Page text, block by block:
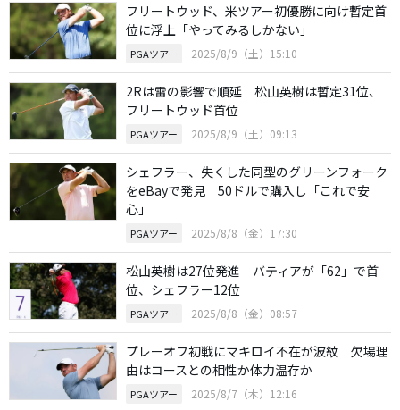
フリートウッド、米ツアー初優勝に向け暫定首
位に浮上「やってみるしかない」
PGAツアー 2025/8/9（土）15:10
2Rは雷の影響で順延 松山英樹は暫定31位、
フリートウッド首位
PGAツアー 2025/8/9（土）09:13
シェフラー、失くした同型のグリーンフォーク
をeBayで発見 50ドルで購入し「これで安
心」
PGAツアー 2025/8/8（金）17:30
松山英樹は27位発進 バティアが「62」で首
位、シェフラー12位
PGAツアー 2025/8/8（金）08:57
プレーオフ初戦にマキロイ不在が波紋 欠場理
由はコースとの相性か体力温存か
PGAツアー 2025/8/7（木）12:16